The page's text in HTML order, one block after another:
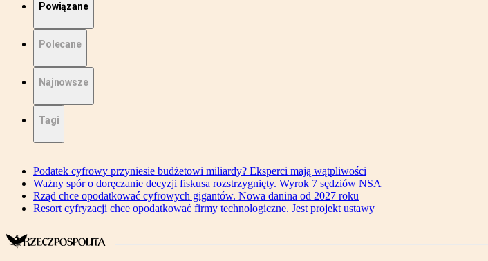
Powiązane
Polecane
Najnowsze
Tagi
Podatek cyfrowy przyniesie budżetowi miliardy? Eksperci mają wątpliwości
Ważny spór o doręczanie decyzji fiskusa rozstrzygnięty. Wyrok 7 sędziów NSA
Rząd chce opodatkować cyfrowych gigantów. Nowa danina od 2027 roku
Resort cyfryzacji chce opodatkować firmy technologiczne. Jest projekt ustawy